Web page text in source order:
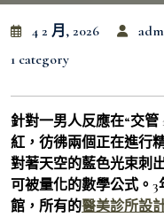
4 2 月, 2026
1 category
針對一男人反應在“交管
紅，彷彿兩個正在進行
對著天空的藍色光束刺
可被量化的數學公式。
館，所有的醫美診所設